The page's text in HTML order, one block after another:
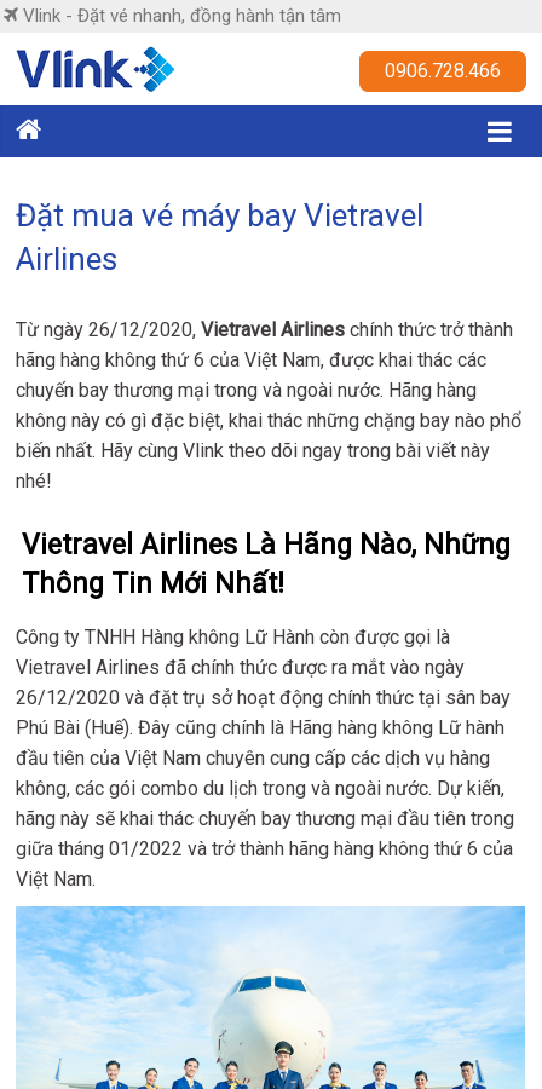
Skip
content
Vlink - Đặt vé nhanh, đồng hành tận tâm
Vlink
nhanh,
đồng
hành
tâm
0906.728.466
Đặt mua vé máy bay Vietravel
Airlines
Từ ngày 26/12/2020,Vietravel Airlineschính thức trở thành
hãng hàng không thứ 6 của Việt Nam, được khai thác các
chuyến bay thương mại trong và ngoài nước. Hãng hàng
không này có gì đặc biệt, khai thác những chặng bay nào phổ
biến nhất. Hãy cùng Vlink theo dõi ngay trong bài viết này
nhé!
Vietravel Airlines Là Hãng Nào, Những
Thông Tin Mới Nhất!
Công ty TNHH Hàng không Lữ Hành còn được gọi là
Vietravel Airlines đã chính thức được ra mắt vào ngày
26/12/2020 và đặt trụ sở hoạt động chính thức tại sân bay
Phú Bài (Huế). Đây cũng chính là Hãng hàng không Lữ hành
đầu tiên của Việt Nam chuyên cung cấp các dịch vụ hàng
không, các gói combo du lịch trong và ngoài nước. Dự kiến,
hãng này sẽ khai thác chuyến bay thương mại đầu tiên trong
giữa tháng 01/2022 và trở thành hãng hàng không thứ 6 của
Việt Nam.